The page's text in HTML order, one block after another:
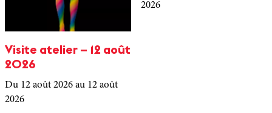
Visite atelier – 12 août
2026
Du 12 août 2026 au 12 août
2026
2026